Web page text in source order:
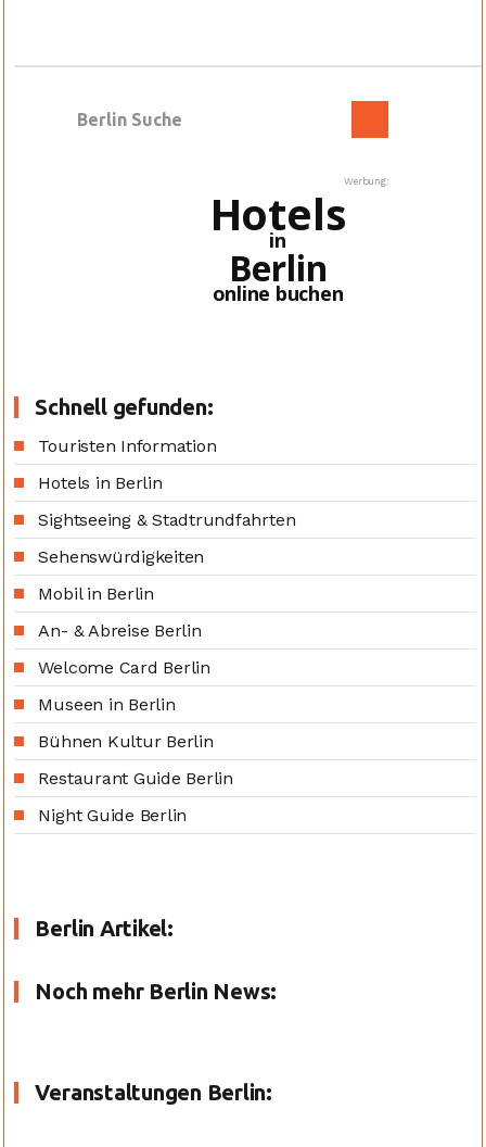
Werbung:
Hotels
in
Berlin
online buchen
Schnell gefunden:
Touristen Information
Hotels in Berlin
Sightseeing & Stadtrundfahrten
Sehenswürdigkeiten
Mobil in Berlin
An- & Abreise Berlin
Welcome Card Berlin
Museen in Berlin
Bühnen Kultur Berlin
Restaurant Guide Berlin
Night Guide Berlin
Berlin Artikel:
Noch mehr Berlin News:
Veranstaltungen Berlin: